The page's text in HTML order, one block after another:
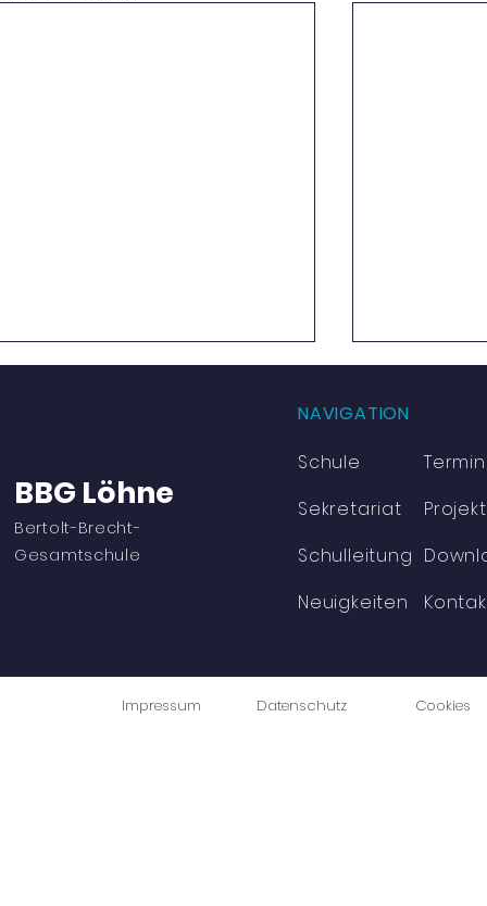
Viel Bewegung und jede
in Vlotho
BBG Löhne
Bertolt-Brecht-
Gesamtschule
NAVIGATION
Schule
Sekretariat
Schulleitung
Neuigkeiten
Impressum Datenschutz Cookies